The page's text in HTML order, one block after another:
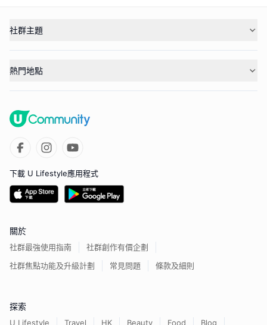
社群主題
熱門地點
下載 U Lifestyle應用程式
關於
社群最強使用指南
社群創作有價企劃
社群焦點功能及升級計劃
常見問題 條款及細則
探索
U Lifestyle Travel HK Beauty Food Blog